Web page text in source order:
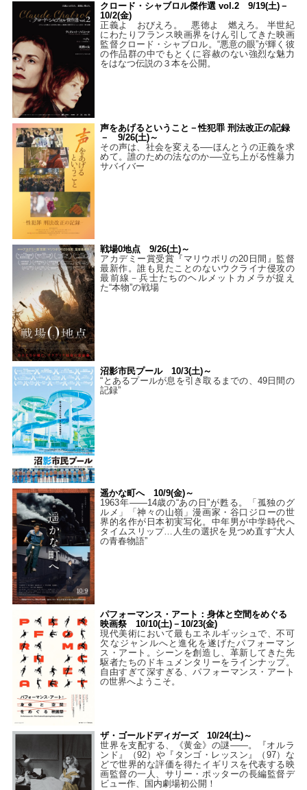
クロード・シャブロル傑作選 vol.2 9/19(土)－
10/2(金)
正義よ おびえろ。 悪徳よ 燃えろ。 半世紀
にわたりフランス映画界をけん引してきた映画
監督クロード・シャブロル。“悪意の眼”が輝く彼
の作品群の中でもとくに容赦のない強烈な魅力
をはなつ伝説の３本を公開。
声をあげるということ－性犯罪 刑法改正の記録
－ 9/26(土)～
その声は、社会を変える──ほんとうの正義を求
めて。誰のための法なのか──立ち上がる性暴力
サバイバー
戦場0地点 9/26(土)～
アカデミー賞受賞『マリウポリの20日間』監督
最新作。誰も見たことのないウクライナ侵攻の
最前線－兵士たちのヘルメットカメラが捉え
た“本物”の戦場
沼影市民プール 10/3(土)～
“とあるプールが息を引き取るまでの、49日間の
記録”
遥かな町へ 10/9(金)～
1963年――14歳の“あの日”が甦る。「孤独のグ
ルメ」「神々の山嶺」漫画家・谷口ジローの世
界的名作が日本初実写化。中年男が中学時代へ
タイムスリップ…人生の選択を見つめ直す“大人
の青春物語”
パフォーマンス・アート：身体と空間をめぐる
映画祭 10/10(土)－10/23(金)
現代美術において最もエネルギッシュで、不可
欠なジャンルへと進化を遂げたパフォーマン
ス・アート。シーンを創造し、革新してきた先
駆者たちのドキュメンタリーをラインナップ。
自由すぎて深すぎる、パフォーマンス・アート
の世界へようこそ。
ザ・ゴールドディガーズ 10/24(土)～
世界を支配する、《黄金》の謎――。『オルラ
ンド』（92）や『タンゴ・レッスン』（97）な
どで世界的な評価を得たイギリスを代表する映
画監督の一人、サリー・ポッターの長編監督デ
ビュー作、国内劇場初公開！